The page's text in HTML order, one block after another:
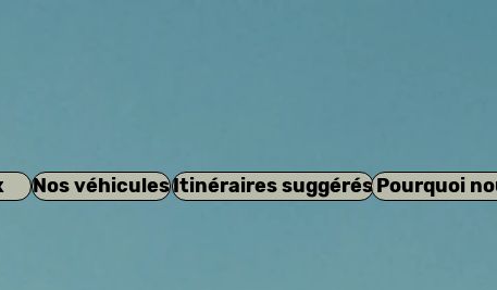
Nos véhiculesItinéraires suggérésPourquoi